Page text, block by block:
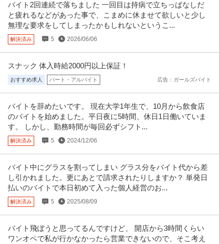
バイト2回連続で落ちました 一回目は持病で立ちっぱなしだ
と疲れるなどがあった事で、こまめに休ませて欲しいと少し
無理な要求をしてしまったかもしれないというこ...
解決済み 5 2026/06/06
スナック 体入時給2000円以上保証！
おすすめ求人 パート・アルバイト 広告：ガールズバイト
バイトを辞めたいです。 現在大学1年生で、10月から飲食店
のバイトを始めました。平日夜に5時間、休日1日働いていま
す。 しかし、勤務時間が毎回必ずシフト...
解決済み 5 2024/12/06
バイト中にグラスを割ってしまい グラス分をバイト代から差
し引かれました。更にあとで請求されたりしますか？ 単発日
払いのバイトで本日初めて入った個人経営のお...
解決済み 5 2025/08/09
バイト飛ぼうと思ってるんですけど、 開店から3時間くらい
ワンオペで私が行かなかったら営業できないので、そこ考え